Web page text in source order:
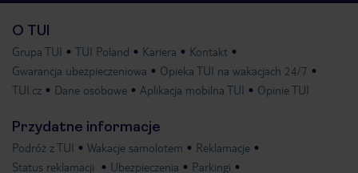
O TUI
Grupa TUI TUI Poland Kariera
Kontakt
Gwarancja ubezpieczeniowa
Opieka TUI na wakacjach 24/7
TUI.cz
Dane osobowe Aplikacja mobilna TUI Opinie TUI
Przydatne informacje
Podróż z TUI Wakacje samolotem
Reklamacje
Status reklamacji
Ubezpieczenia Parkingi